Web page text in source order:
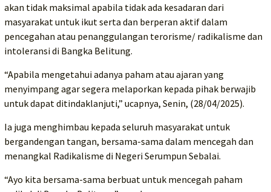
akan tidak maksimal apabila tidak ada kesadaran dari
masyarakat untuk ikut serta dan berperan aktif dalam
pencegahan atau penanggulangan terorisme/ radikalisme dan
intoleransi di Bangka Belitung.
“Apabila mengetahui adanya paham atau ajaran yang
menyimpang agar segera melaporkan kepada pihak berwajib
untuk dapat ditindaklanjuti,” ucapnya, Senin, (28/04/2025).
Ia juga menghimbau kepada seluruh masyarakat untuk
bergandengan tangan, bersama-sama dalam mencegah dan
menangkal Radikalisme di Negeri Serumpun Sebalai.
“Ayo kita bersama-sama berbuat untuk mencegah paham